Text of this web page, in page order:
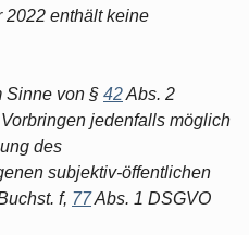
2022 enthält keine
Sinne von § 42Abs. 2
jedenfalls möglich
des
subjektiv-öffentlichen
f, 77Abs. 1 DSGVO